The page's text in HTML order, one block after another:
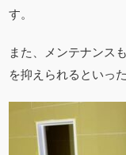
す。
また、メンテナンス
を抑えられるといっ